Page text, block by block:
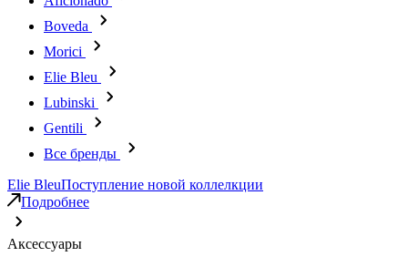
Boveda
Morici
Elie Bleu
Lubinski
Gentili
Все бренды
Elie BleuПоступление новой коллелкции
Подробнее
Аксессуары